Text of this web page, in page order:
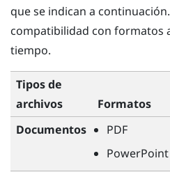
que se indican a
compatibilidad con formatos
tiempo.
Tipos de
archivos
Formatos
Documentos
PDF
PowerPoint